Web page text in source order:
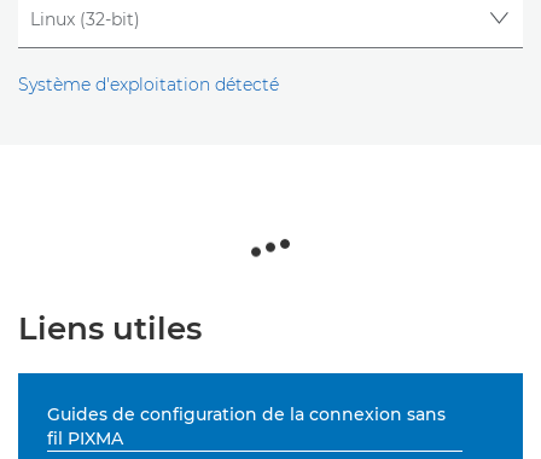
Système d'exploitation détecté
Liens utiles
Guides de configuration de la connexion sans
fil PIXMA